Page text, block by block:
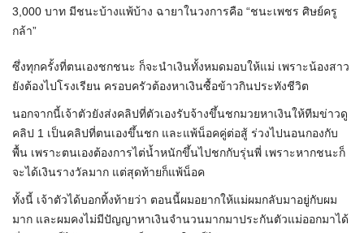
3,000 บาท มีชนะบ้างแพ้บ้าง ฉายาในวงการคือ “ชนะเพชร ศิษย์ครู
กล้า”
ซึ่งทุกครั้งที่ตนเองชกชนะ ก็จะนำเงินทั้งหมดมอบให้แม่ เพราะน้องสาว
ยังต้องไปโรงเรียน ครอบครัวต้องหาเงินซื้อข้าวกินประทังชีวิต
นอกจากนี้เจ้าตัวยังส่งคลิปที่ตัวเองรับจ้างขึ้นชกมวยหาเงินให้ทีมข่าวดู
คลิป 1 เป็นคลิปที่ตนเองขึ้นชก และแพ้น็อคคู่ต่อสู้ ร่วงไปนอนกองกับ
พื้น เพราะตนเองต้องการไต่น้ำหนักขึ้นไปชกกับรุ่นพี่ เพราะหากชนะก็
จะได้เงินรางวัลมาก แต่สุดท้ายก็แพ้น็อค
ทั้งนี้ เจ้าตัวได้บอกทิ้งท้ายว่า ตอนนี้ผมอยากให้แม่ผมกลับมาอยู่กับผม
มาก และผมคงไม่มีปัญญาหาเงินจำนวนมากมาประกันตัวแม่ออกมาได้